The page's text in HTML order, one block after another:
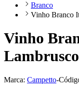
Branco
Vinho Branco
Vinho
Marca: Campetto-